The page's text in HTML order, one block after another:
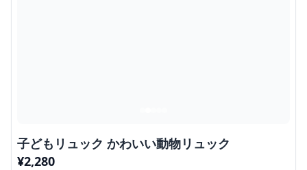
子どもリュック かわいい動物リュック
¥2,280